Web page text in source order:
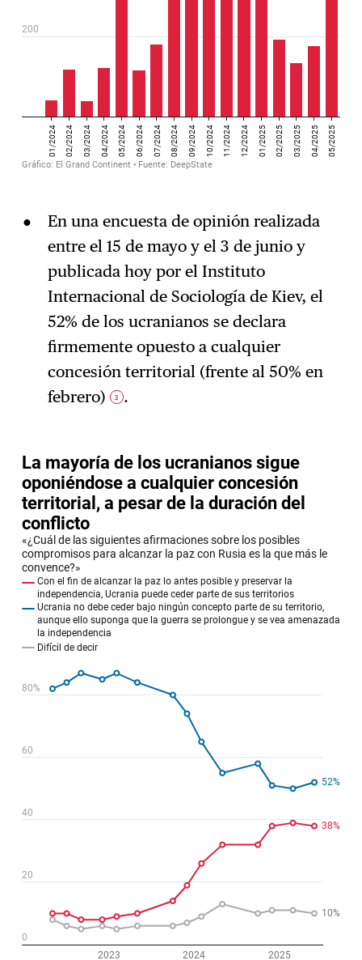
En una encuesta de opinión realizada
entre el 15 de mayo y el 3 de junio y
publicada hoy por el Instituto
Internacional de Sociología de Kiev, el
52% de los ucranianos se declara
firmemente opuesto a cualquier
concesión territorial (frente al 50% en
febrero)
3 .